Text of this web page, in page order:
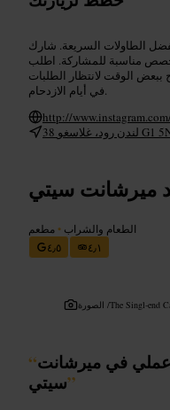
الطاولات السريعة. شارك
مناسبة للمشاركة. اطلب
الوقت لانتظار الطلبات
في أيام الازدحام.
http://
ميرشانت سيتي
الطعام والشراب • مطعم
٤٫٥
٤٫١
الصورة /The Singl-end
“عملي في ميرشانت
سيتي”